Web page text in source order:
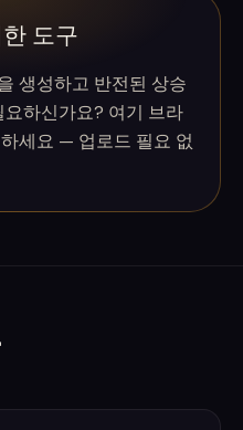
도구
생성하고 반전된 상승
하신가요? 여기 브라
세요 — 업로드 필요 없